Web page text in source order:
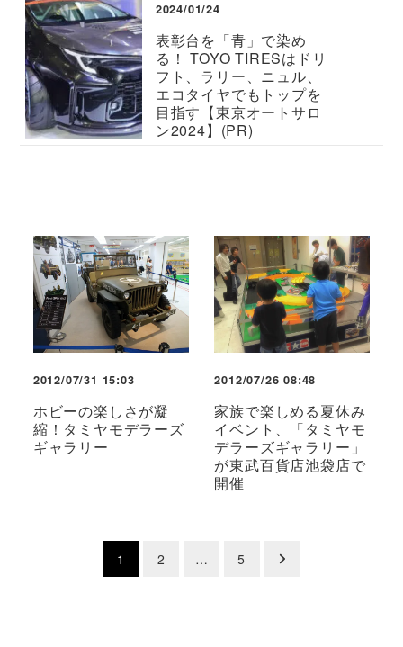
2024/01/24
表彰台を「青」で染め
る！ TOYO TIRESはドリ
フト、ラリー、ニュル、
エコタイヤでもトップを
目指す【東京オートサロ
ン2024】(PR)
2012/07/31 15:03
ホビーの楽しさが凝
縮！タミヤモデラーズ
ギャラリー
2012/07/26 08:48
家族で楽しめる夏休み
イベント、「タミヤモ
デラーズギャラリー」
が東武百貨店池袋店で
開催
1 2 … 5